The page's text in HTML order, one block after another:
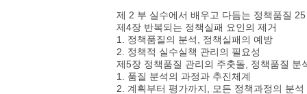
제 2 부 실수에서 배우고 다듬는 정책품질 25
제4장 반복되는 정책실패 요인의 제거
1. 정책품질의 분석, 정책실패의 예방
2. 정책적 실수실책 관리의 필요성
제5장 정책품질 관리의 주춧돌, 정책품질 분
1. 품질 분석의 과정과 추진체계
2. 계획부터 평가까지, 모든 정책과정의 분석